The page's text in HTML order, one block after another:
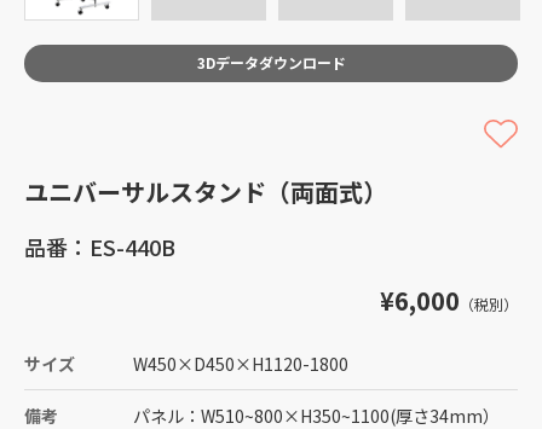
3Dデータダウンロード
ユニバーサルスタンド（両面式）
品番：ES-440B
¥6,000 （税別）
サイズ W450×D450×H1120-1800
備考 パネル：W510~800×H350~1100(厚さ34mm）